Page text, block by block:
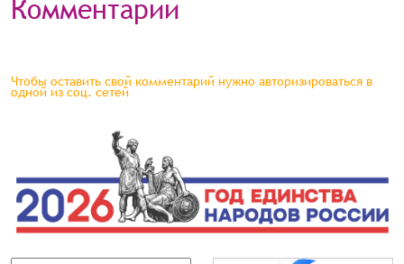
Комментарии
Чтобы оставить свой комментарий нужно авторизироваться в
одной из соц. сетей